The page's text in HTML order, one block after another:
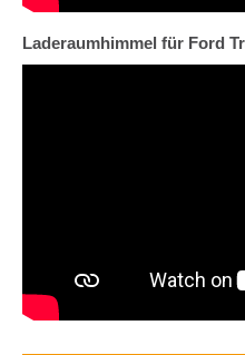
Laderaumhimmel für Ford